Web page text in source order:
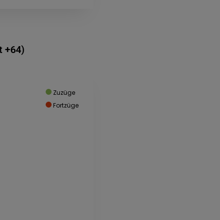
+64)
Zuzüge
Fortzüge